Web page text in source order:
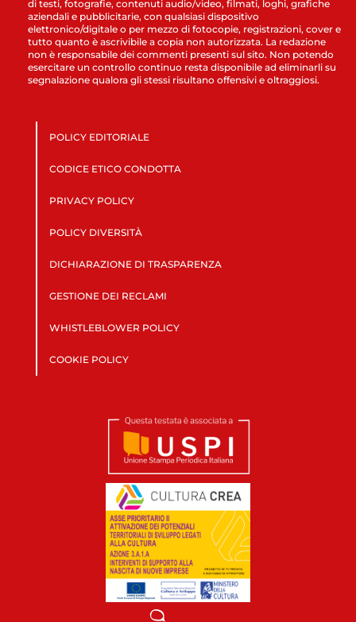
di testi, fotografie, contenuti audio/video, filmati, loghi, grafiche
aziendali e pubblicitarie, con qualsiasi dispositivo
elettronico/digitale o per mezzo di fotocopie, registrazioni, cover e
tutto quanto è ascrivibile a copia non autorizzata. La redazione
non è responsabile dei commenti presenti sul sito. Non potendo
esercitare un controllo continuo resta disponibile ad eliminarli su
segnalazione qualora gli stessi risultano offensivi e oltraggiosi.
POLICY EDITORIALE
CODICE ETICO CONDOTTA
PRIVACY POLICY
POLICY DIVERSITÀ
DICHIARAZIONE DI TRASPARENZA
GESTIONE DEI RECLAMI
WHISTLEBLOWER POLICY
COOKIE POLICY